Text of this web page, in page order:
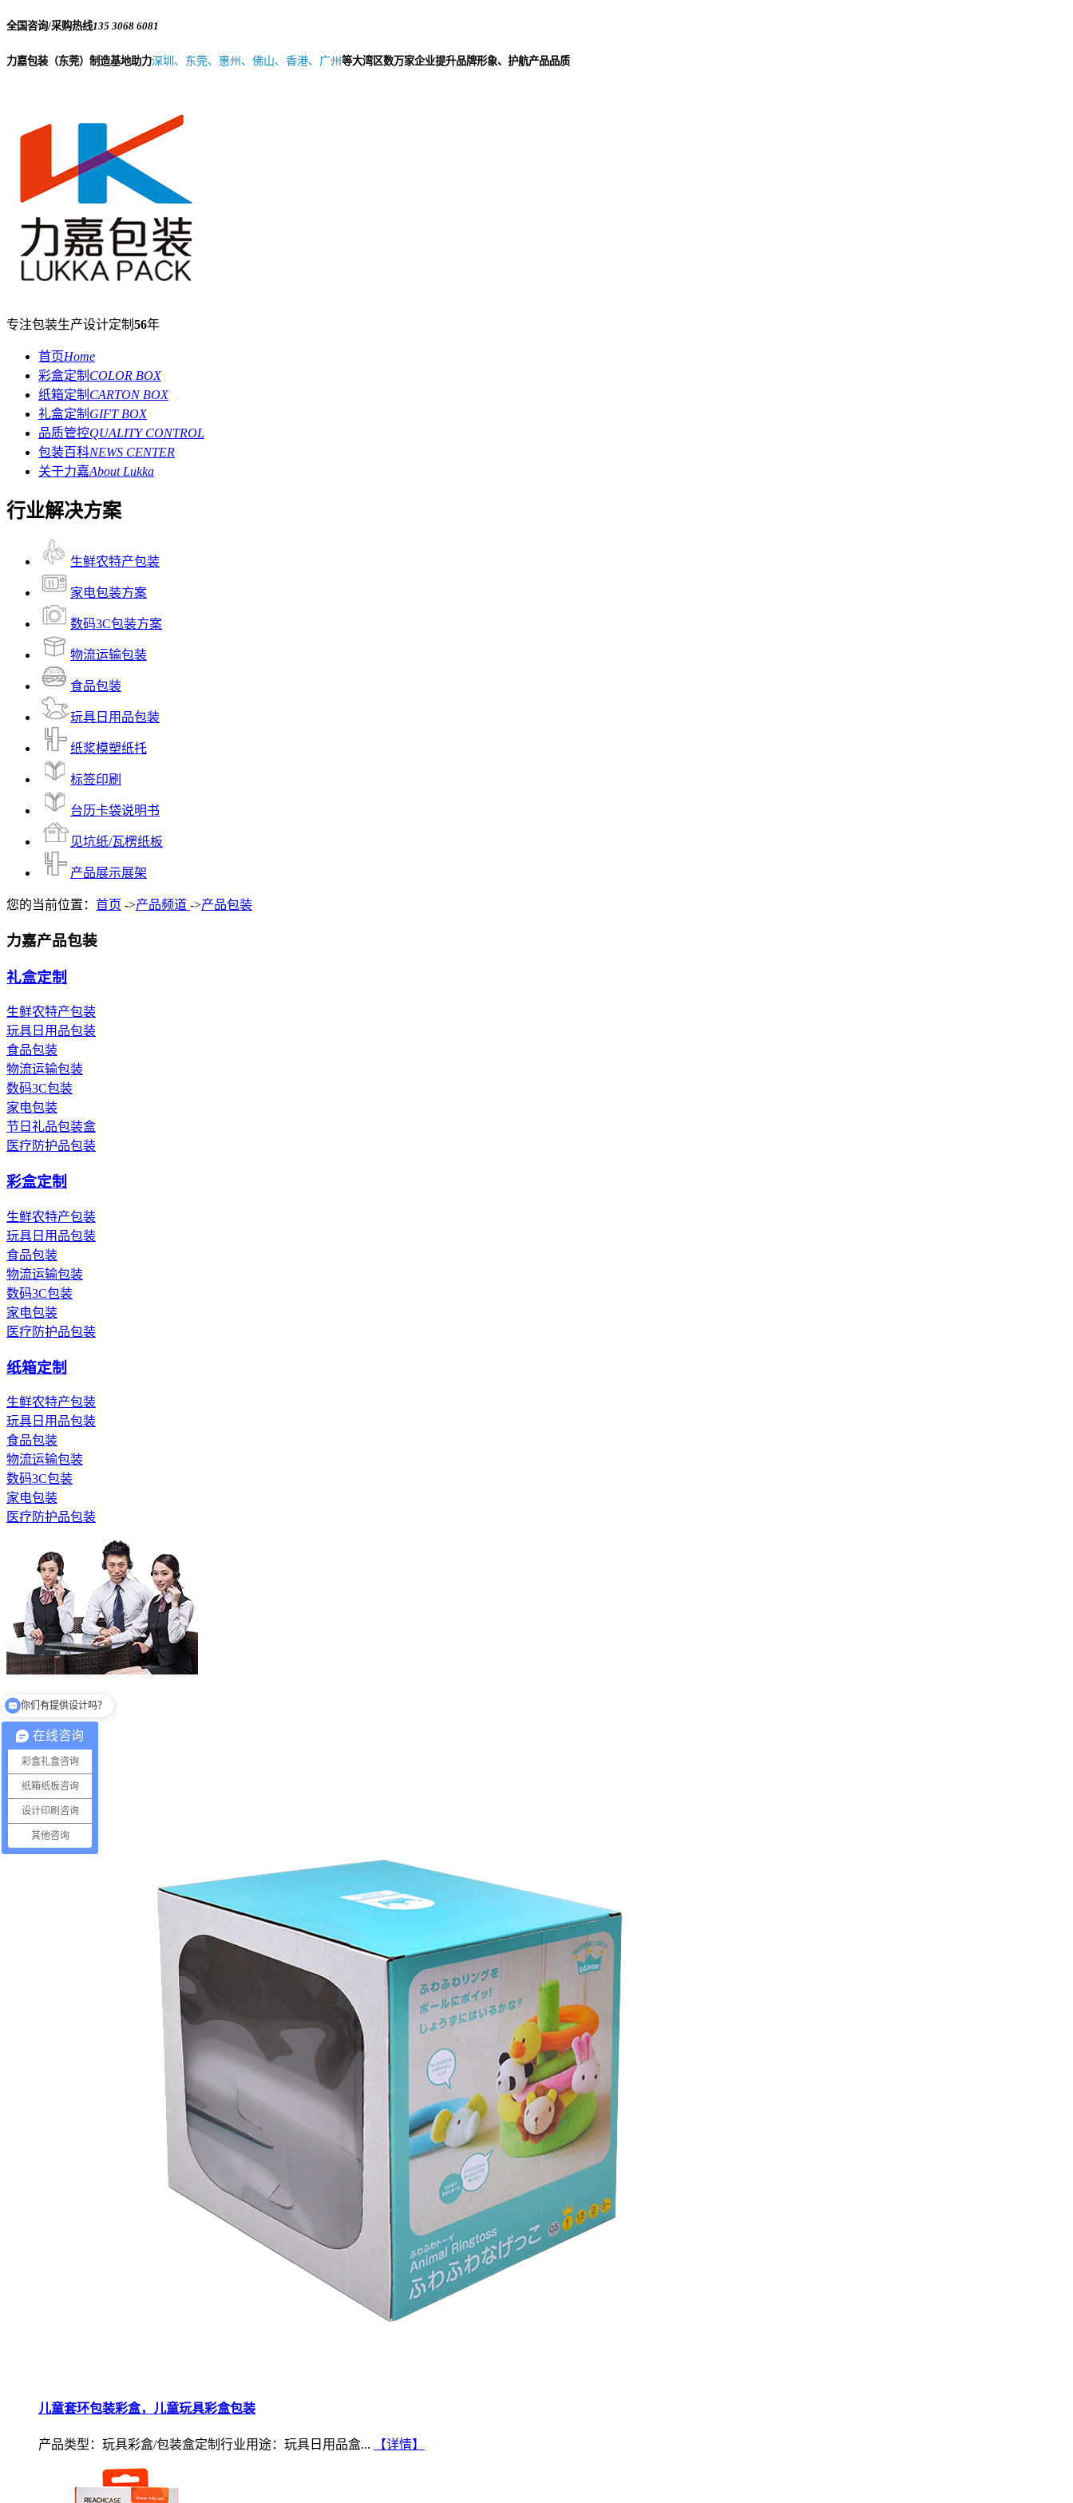
全国咨询/采购热线135 3068 6081
力嘉包装（东莞）制造基地助力深圳、东莞、惠州、佛山、香港、广州 等大湾区数万家企业提升品牌形象、护航产品品质
专注包装生产设计定制 56年
首页Home
彩盒定制 COLOR BOX
纸箱定制 CARTON BOX
礼盒定制 GIFT BOX
品质管控QUALITY CONTROL
包装百科NEWS CENTER
关于力嘉About Lukka
行业解决方案
生鲜农特产包装
家电包装方案
数码3C包装方案
物流运输包装
食品包装
玩具日用品包装
纸浆模塑纸托
标签印刷
台历卡袋说明书
见坑纸/瓦楞纸板
产品展示展架
您的当前位置： 首页 ->产品频道 ->产品包装
力嘉产品包装
礼盒定制
生鲜农特产包装
玩具日用品包装
食品包装
物流运输包装
数码3C包装
家电包装
节日礼品包装盒
医疗防护品包装
彩盒定制
生鲜农特产包装
玩具日用品包装
食品包装
物流运输包装
数码3C包装
家电包装
医疗防护品包装
纸箱定制
生鲜农特产包装
玩具日用品包装
食品包装
物流运输包装
数码3C包装
家电包装
医疗防护品包装
全国服务热线
13530686081
产品包装
儿童套环包装彩盒，儿童玩具彩盒包装
产品类型：玩具彩盒/包装盒定制行业用途：玩具日用品盒... 【详情】
在线咨询
彩盒礼盒咨询
纸箱纸板咨询
设计印刷咨询
其他咨询
你们一般多少件起订？